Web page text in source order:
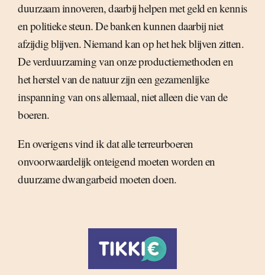
duurzaam innoveren, daarbij helpen met geld en kennis
en politieke steun. De banken kunnen daarbij niet
afzijdig blijven. Niemand kan op het hek blijven zitten.
De verduurzaming van onze productiemethoden en
het herstel van de natuur zijn een gezamenlijke
inspanning van ons allemaal, niet alleen die van de
boeren.
En overigens vind ik dat alle terreurboeren
onvoorwaardelijk onteigend moeten worden en
duurzame dwangarbeid moeten doen.